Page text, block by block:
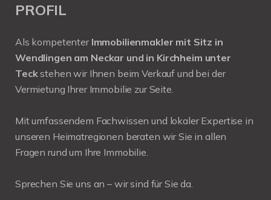
PROFIL
Als kompetenter Immobilienmakler mit Sitz in
Wendlingen am Neckar und in Kirchheim unter
Teckstehen wir Ihnen beim Verkauf und bei der
Vermietung Ihrer Immobilie zur Seite.
Mit umfassendem Fachwissen und lokaler Expertise in
unseren Heimatregionen beraten wir Sie in allen
Fragen rund um Ihre Immobilie.
Sprechen Sie uns an – wir sind für Sie da.